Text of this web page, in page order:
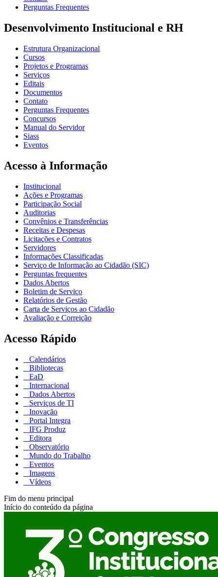
Perguntas Frequentes
Desenvolvimento Institucional e RH
Estrutura Organizacional
Cursos
Projetos e Programas
Serviços
Editais
Documentos
Contato
Perguntas Frequentes
Concursos
Manual do Servidor
Siass
Eventos
Acesso à Informação
Institucional
Ações e Programas
Participação Social
Auditorias
Convênios e Transferências
Receitas e Despesas
Licitações e Contratos
Servidores
Informações Classificadas
Serviço de Informação ao Cidadão (SIC)
Perguntas frequentes
Dados Abertos
Boletim de Serviço
Relatórios de Gestão
Carta de Serviços ao Cidadão
Avaliação e Correição
Acesso Rápido
Calendários
Bibliotecas
EaD
Internacional
Dados Abertos
Serviços de TI
Inovação
Portal Integra
IFG Produz
Editora
Observatório
Mundo do Trabalho
Eventos
Imagens
Vídeos
Fim do menu principal
Início do conteúdo da página